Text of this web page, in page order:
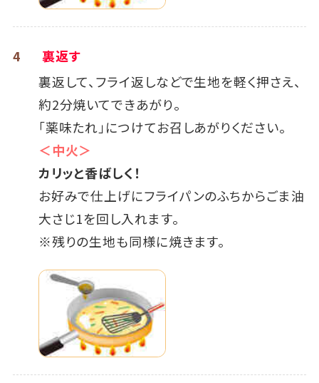
4
裏返す
裏返して、フライ返しなどで生地を軽く押さえ、
約2分焼いてできあがり。
「薬味たれ」につけてお召しあがりください。
＜中火＞
カリッと香ばしく！
お好みで仕上げにフライパンのふちからごま油
大さじ1を回し入れます。
※残りの生地も同様に焼きます。